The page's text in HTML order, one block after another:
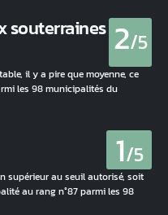
souterraines 2/5
il y a pire que moyenne, ce
les 98 municipalités du
1/5
supérieur au seuil autorisé, soit
au rang n°87 parmi les 98